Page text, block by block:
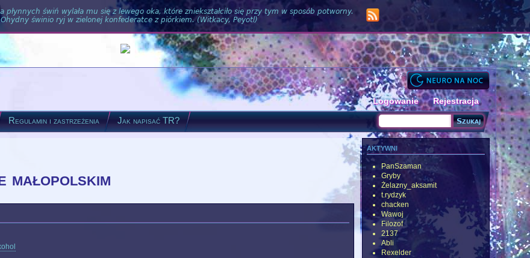
świń wylała mu się z lewego oka, które zniekształciło się przy tym w sposób potworny.
świnio ryj w zielonej konfederatce z piórkiem. (Witkacy, Peyotl)
Logowanie Rejestracja
Regulamin i zastrzeżenia Jak napisać TR?
Formularz wyszukiwania
aktywni
PanSzaman
Gryby
Żelazny_aksamit
t.rydzyk
chacken
Wawoj
Filozof
2137
Abli
Rexelder